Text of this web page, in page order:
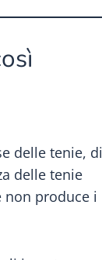
delle tenie, di
delle tenie
non produce i